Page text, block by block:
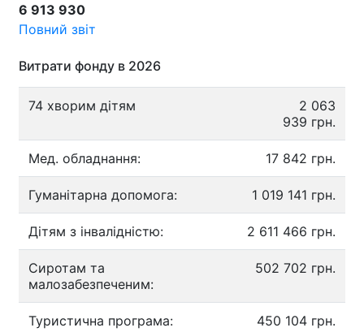
6 913 930
Повний звіт
Витрати фонду в 2026
74 хворим дітям
2 063
939 грн.
Мед. обладнання: 17 842 грн.
Гуманітарна допомога: 1 019 141 грн.
Дітям з інвалідністю: 2 611 466 грн.
Сиротам та
малозабезпеченим:
502 702 грн.
Туристична програма: 450 104 грн.